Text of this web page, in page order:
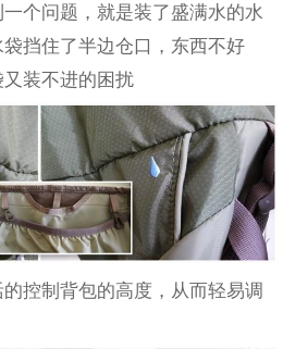
个问题，就是装了盛满水的水
挡住了半边仓口，东西不好
装不进的困扰
控制背包的高度，从而轻易调